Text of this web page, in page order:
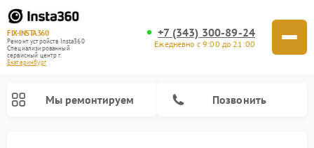
FIX-INSTA360
Ремонт устройств Insta360
Специализированный
cервисный центр г.
Екатеринбург
+7 (343) 300-89-24
Ежедневно с 9:00 до 21:00
Мы ремонтируем Позвонить